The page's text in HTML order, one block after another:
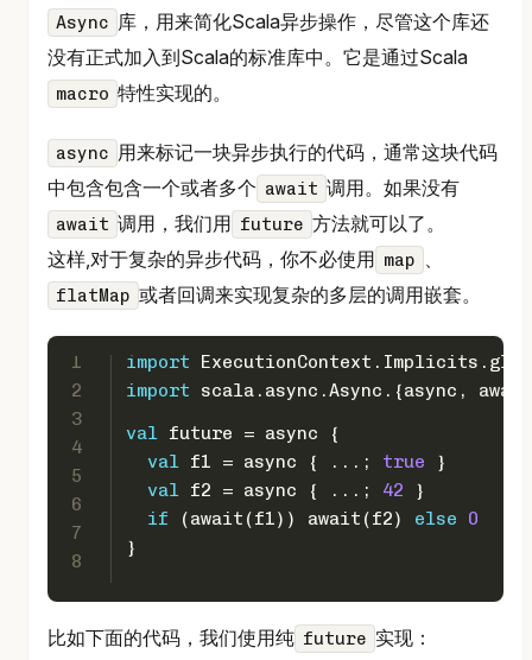
Async 库，用来简化Scala异步操作，尽管这个库还
没有正式加入到Scala的标准库中。它是通过Scala
macro 特性实现的。
async 用来标记一块异步执行的代码，通常这块代码
中包含包含一个或者多个 await 调用。如果没有
await 调用，我们用 future 方法就可以了。
这样,对于复杂的异步代码，你不必使用 map 、
flatMap 或者回调来实现复杂的多层的调用嵌套。
1
2
3
4
5
6
7
8
import ExecutionContext . Implicits
import scala.async.Async .{async,
val future = async {
val f1 = async { ...; true }
val f2 = async { ...; 42 }
if (await(f1)) await(f2) else
0
}
比如下面的代码，我们使用纯 future 实现：